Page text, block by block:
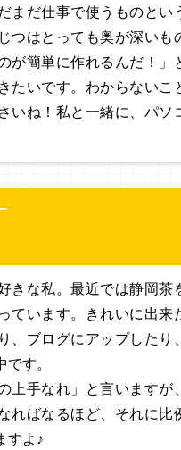
まだ仕事で使うものとい
つはとっても奥が深いも
が簡単に作れるんだ！」
たいです。わからないこ
いね！私と一緒に、パソ
きな私。最近では静岡茶
ています。きれいに出来
、ブログにアップしたり
す。
上手なれ」と言いますが
ればなるほど、それに比
すよ♪